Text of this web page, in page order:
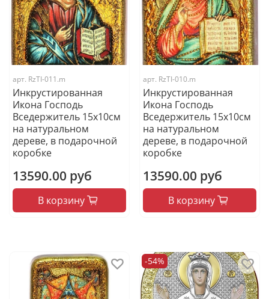
арт. RzTI-011.m
Инкрустированная
Икона Господь
Вседержитель 15х10см
на натуральном
дереве, в подарочной
коробке
13590.00 руб
В корзину
арт. RzTI-010.m
Инкрустированная
Икона Господь
Вседержитель 15х10см
на натуральном
дереве, в подарочной
коробке
13590.00 руб
В корзину
-54%